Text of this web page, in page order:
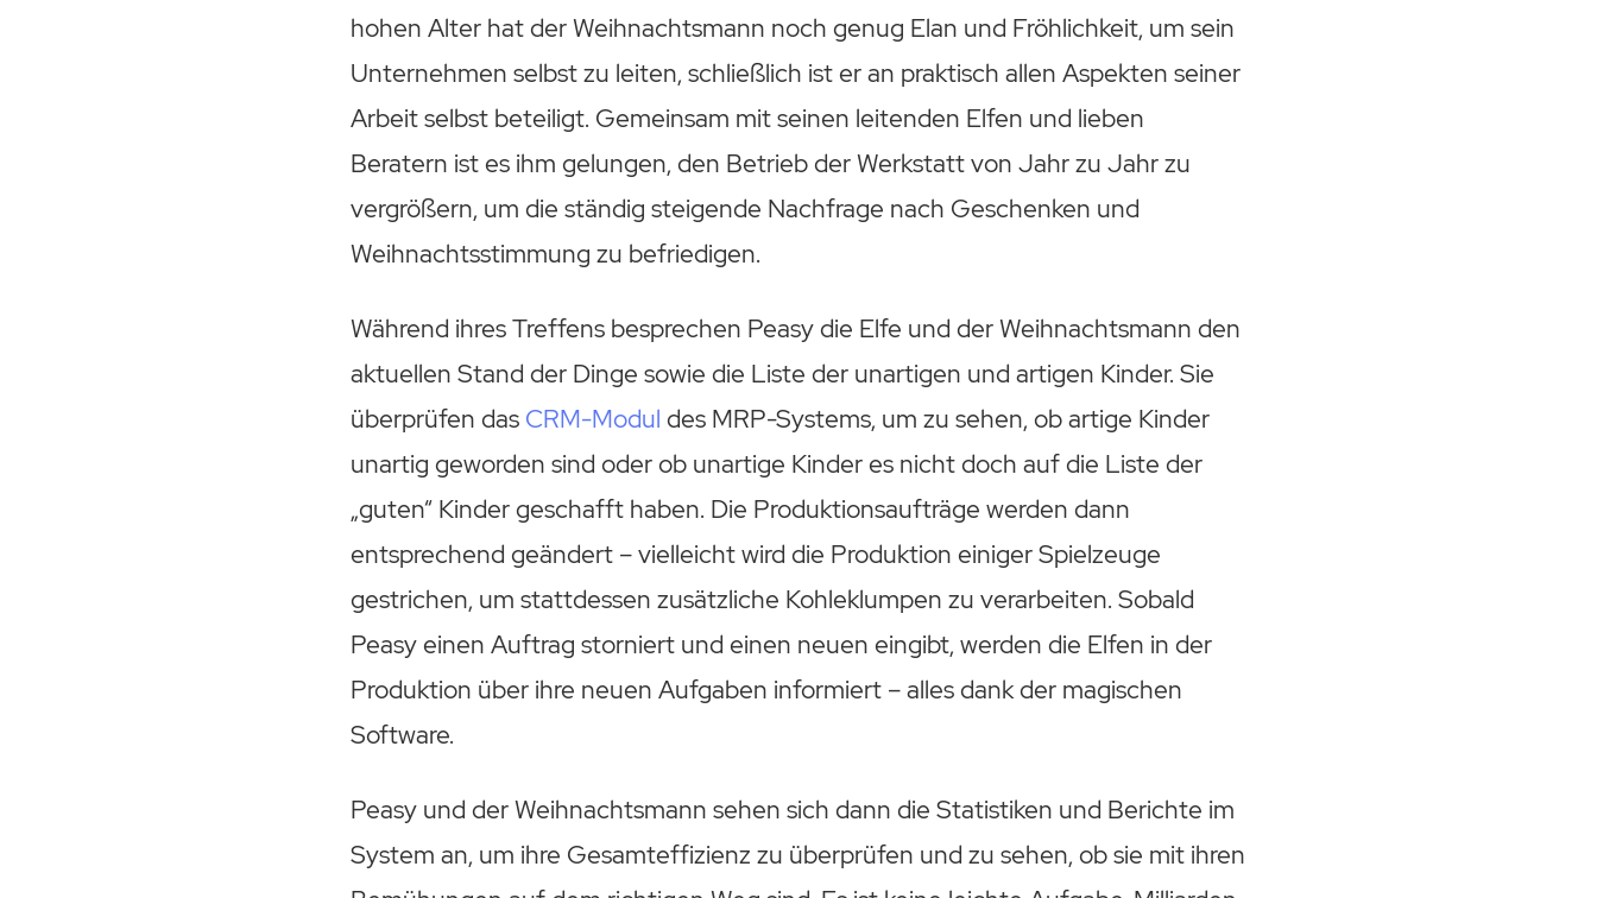
hohen Alter hat der Weihnachtsmann noch genug Elan und Fröhlichkeit, um sein
Unternehmen selbst zu leiten, schließlich ist er an praktisch allen Aspekten seiner
Arbeit selbst beteiligt. Gemeinsam mit seinen leitenden Elfen und lieben
Beratern ist es ihm gelungen, den Betrieb der Werkstatt von Jahr zu Jahr zu
vergrößern, um die ständig steigende Nachfrage nach Geschenken und
Weihnachtsstimmung zu befriedigen.
Während ihres Treffens besprechen Peasy die Elfe und der Weihnachtsmann den
aktuellen Stand der Dinge sowie die Liste der unartigen und artigen Kinder. Sie
überprüfen das CRM-Modul des MRP-Systems, um zu sehen, ob artige Kinder
unartig geworden sind oder ob unartige Kinder es nicht doch auf die Liste der
„guten“ Kinder geschafft haben. Die Produktionsaufträge werden dann
entsprechend geändert – vielleicht wird die Produktion einiger Spielzeuge
gestrichen, um stattdessen zusätzliche Kohleklumpen zu verarbeiten. Sobald
Peasy einen Auftrag storniert und einen neuen eingibt, werden die Elfen in der
Produktion über ihre neuen Aufgaben informiert – alles dank der magischen
Software.
Peasy und der Weihnachtsmann sehen sich dann die Statistiken und Berichte im
System an, um ihre Gesamteffizienz zu überprüfen und zu sehen, ob sie mit ihren